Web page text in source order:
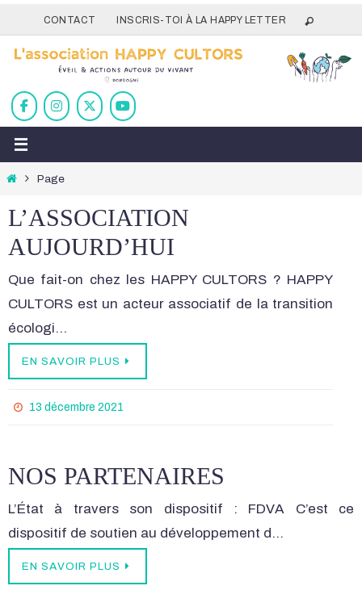
vers
contenu
CONTACT INSCRIS-TOI À LA HAPPY LETTER
HomePage
L’ASSOCIATION
AUJOURD’HUI
Que fait-on chez les HAPPY CULTORS ? HAPPY
CULTORS est un acteur associatif de la transition
écologi…
EN SAVOIR PLUS
13 décembre 2021
NOS PARTENAIRES
L’État à travers son dispositif : FDVA C’est ce
dispositif de soutien au développement d…
EN SAVOIR PLUS